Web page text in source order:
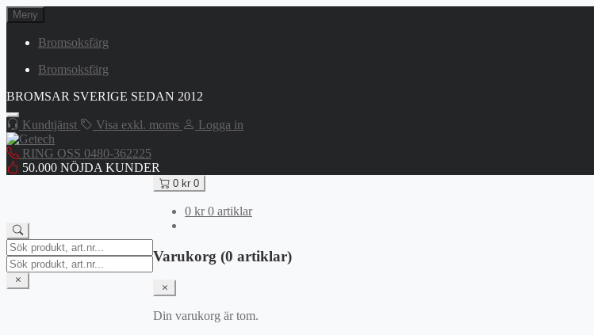
Hoppa
till
innehåll
Meny
Bromsoksfärg
Bromsoksfärg
BROMSAR SVERIGE SEDAN 2012
Kundtjänst Visa exkl. moms Logga in
RING OSS 0480-362225
50.000 NÖJDA KUNDER
Search
for:
Search
for:
0 kr 0
0 kr 0 artiklar
Varukorg (0 artiklar)
Din varukorg är tom.